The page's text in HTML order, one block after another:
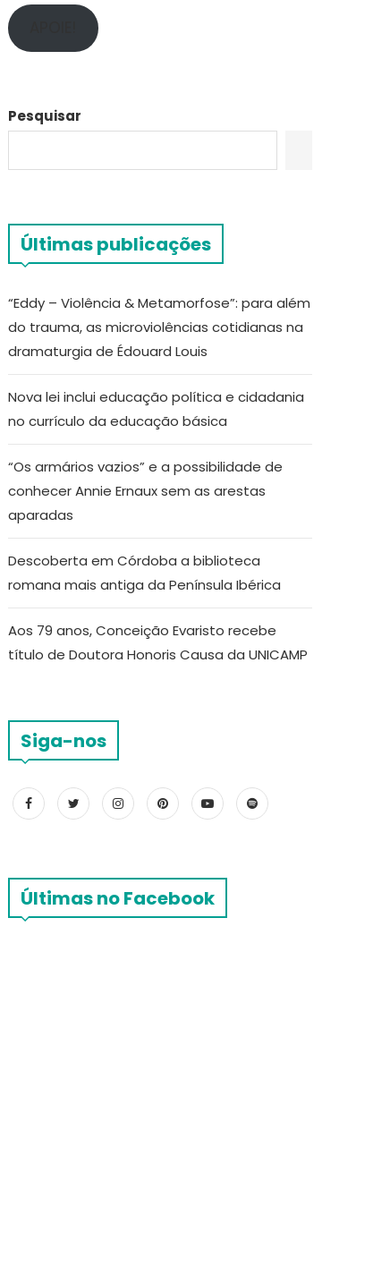
Pesquisar
Últimas publicações
“Eddy – Violência & Metamorfose”: para além
do trauma, as microviolências cotidianas na
dramaturgia de Édouard Louis
Nova lei inclui educação política e cidadania
no currículo da educação básica
“Os armários vazios” e a possibilidade de
conhecer Annie Ernaux sem as arestas
aparadas
Descoberta em Córdoba a biblioteca
romana mais antiga da Península Ibérica
Aos 79 anos, Conceição Evaristo recebe
título de Doutora Honoris Causa da UNICAMP
Siga-nos
Últimas no Facebook